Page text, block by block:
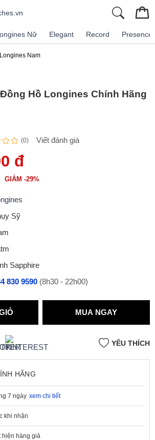
Nữ Elegant Record Presence
Nam
Đồng Hồ Longines Chính Hãng
(0) Viết đánh giá
đ
GIẢM -29%
Sỹ
Sapphire
830 9590 (8h30 - 22h00)
MUA NGAY
YÊU THÍCH
HÃNG
7 ngày xem chi tiết
khi nhận
hiện hàng giả